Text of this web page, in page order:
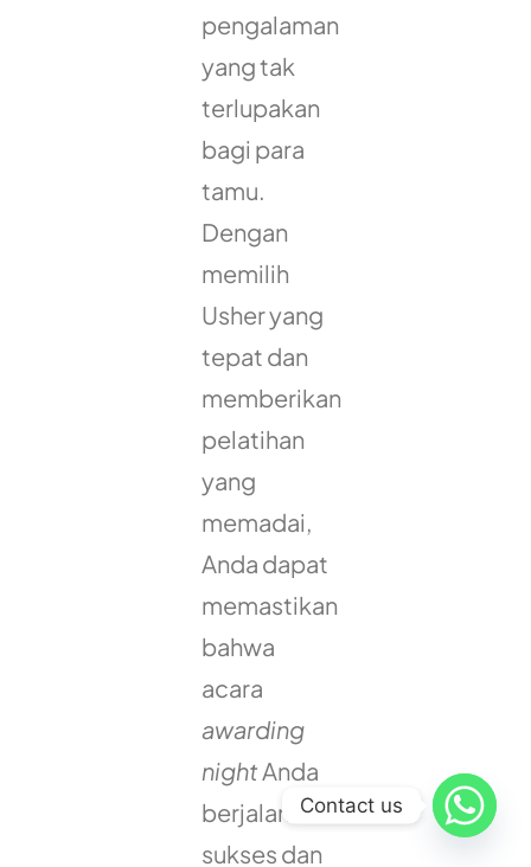
pengalaman
yang tak
terlupakan
bagi para
tamu.
Dengan
memilih
Usher yang
tepat dan
memberikan
pelatihan
yang
memadai,
Anda dapat
memastikan
bahwa
acara
awarding
nightAnda
berjalan
sukses dan
Contact us